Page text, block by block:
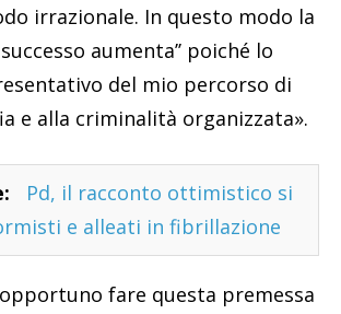
irrazionale. In questo modo la
aumenta’’ poiché lo
del mio percorso di
e alla criminalità organizzata».
Pd, il racconto ottimistico si
e alleati in fibrillazione
fare questa premessa